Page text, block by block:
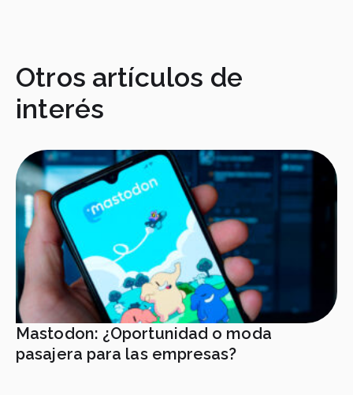
Otros artículos de
interés
Mastodon: ¿Oportunidad o moda
pasajera para las empresas?